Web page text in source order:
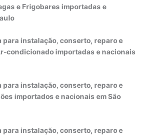
e Frigobares importadas e
instalação, conserto, reparo e
condicionado importadas e nacionais
instalação, conserto, reparo e
importados e nacionais em São
instalação, conserto, reparo e